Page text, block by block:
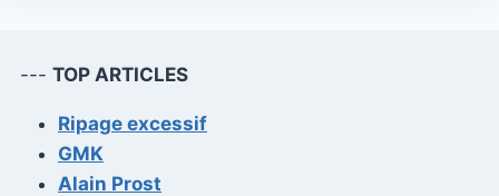
--- TOP ARTICLES
Ripage excessif
GMK
Alain Prost